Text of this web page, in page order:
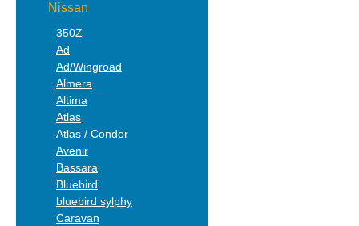
Nissan
350Z
Ad
Ad/Wingroad
Almera
Altima
Atlas
Atlas / Condor
Avenir
Bassara
Bluebird
bluebird sylphy
Caravan